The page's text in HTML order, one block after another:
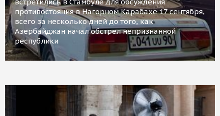
противостояния в Нагорном Карабахе 17 сентября,
всего за несколько дней до того, как
Азербайджан начал обстрел непризнанной
республики